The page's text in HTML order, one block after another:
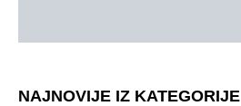
NAJNOVIJE IZ KATEGORIJE